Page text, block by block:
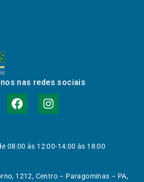
nas redes sociais
08:00 às 12:00-14:00 às 18:00
1212, Centro – Paragominas – PA,